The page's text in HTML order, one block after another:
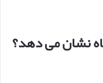
نشان می دهد؟